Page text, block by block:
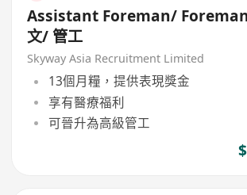
Assistant Foreman/
文/ 管工
Skyway Asia Recruitment Limited
13個月糧，提供表現獎金
享有醫療福利
可晉升為高級管工